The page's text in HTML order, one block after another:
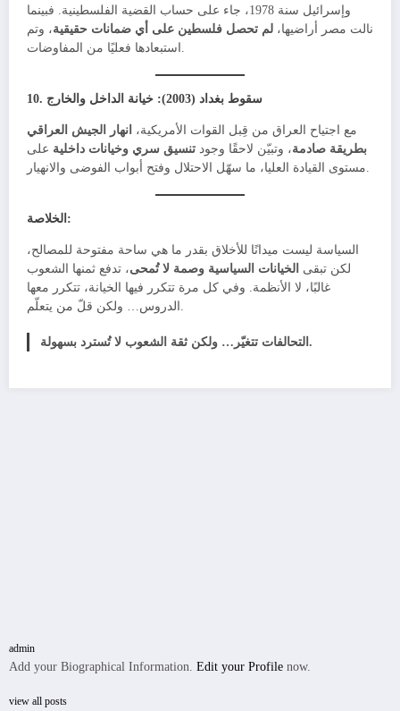
وإسرائيل سنة 1978، جاء على حساب القضية الفلسطينية. فبينما
نالت مصر أراضيها، لم تحصل فلسطين على أي ضمانات حقيقية، وتم
10. سقوط بغداد (2003): خيانة الداخل والخارج
مع اجتياح العراق من قِبل القوات الأمريكية، انهار الجيش العراقي
بطريقة صادمة، وتبيّن لاحقًا وجود تنسيق سري وخيانات داخلية على
الخلاصة:
السياسة ليست ميدانًا للأخلاق بقدر ما هي ساحة مفتوحة للمصالح،
لكن تبقى الخيانات السياسية وصمة لا تُمحى، تدفع ثمنها الشعوب
غالبًا، لا الأنظمة. وفي كل مرة تتكرر فيها الخيانة، تتكرر معها
الدروس… ولكن قلّ من يتعلّم.
التحالفات تتغيّر… ولكن ثقة الشعوب لا تُسترد بسهولة.
admin
Add your Biographical Information. Edit your Profile now.
view all posts